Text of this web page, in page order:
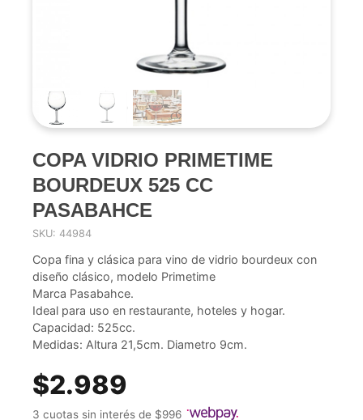
COPA VIDRIO PRIMETIME
BOURDEUX 525 CC
PASABAHCE
SKU: 44984
Copa fina y clásica para vino de vidrio bourdeux con
diseño clásico, modelo Primetime
Marca Pasabahce.
Ideal para uso en restaurante, hoteles y hogar.
Capacidad: 525cc.
Medidas: Altura 21,5cm. Diametro 9cm.
$2.989
3 cuotas sin interés de $996